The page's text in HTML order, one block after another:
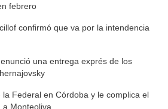
febrero
confirmó que va por la intendencia
una entrega exprés de los
Federal en Córdoba y le complica el
a Monteoliva